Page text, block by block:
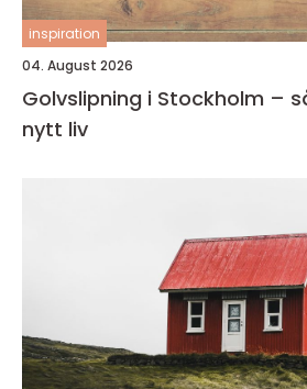
inspiration
04. August 2026
Golvslipning i Stockholm –
nytt liv